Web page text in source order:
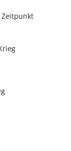
Zeitpunkt